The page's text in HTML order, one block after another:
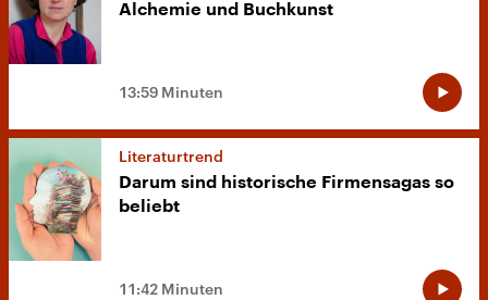
Alchemie und Buchkunst
13:59 Minuten
Literaturtrend
Darum sind historische Firmensagas so
beliebt
11:42 Minuten